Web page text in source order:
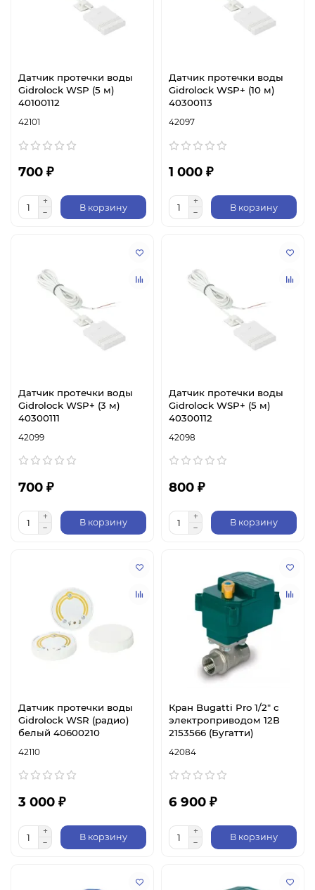
Датчик протечки воды
Gidrolock WSP (5 м)
40100112
42101
700 ₽
В корзину
Датчик протечки воды
Gidrolock WSP+ (10 м)
40300113
42097
1 000 ₽
В корзину
Датчик протечки воды
Gidrolock WSP+ (3 м)
40300111
42099
700 ₽
В корзину
Датчик протечки воды
Gidrolock WSP+ (5 м)
40300112
42098
800 ₽
В корзину
Датчик протечки воды
Gidrolock WSR (радио)
белый 40600210
42110
3 000 ₽
В корзину
Кран Bugatti Pro 1/2″ с
электроприводом 12В
2153566 (Бугатти)
42084
6 900 ₽
В корзину